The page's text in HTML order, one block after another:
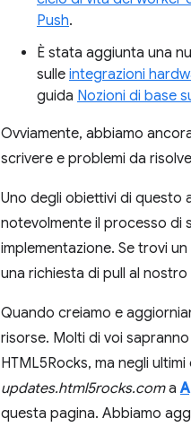
Push.
È stata aggiunta una
sulle integrazioni
guida Nozioni di base
Ovviamente, abbiamo
scrivere e problemi da
Uno degli obiettivi di questo
notevolmente il processo di
implementazione. Se trovi
una richiesta di pull al nostro
Quando creiamo e
risorse. Molti di voi
HTML5Rocks, ma negli
updates.html5rocks.coma
questa pagina. Abbiamo